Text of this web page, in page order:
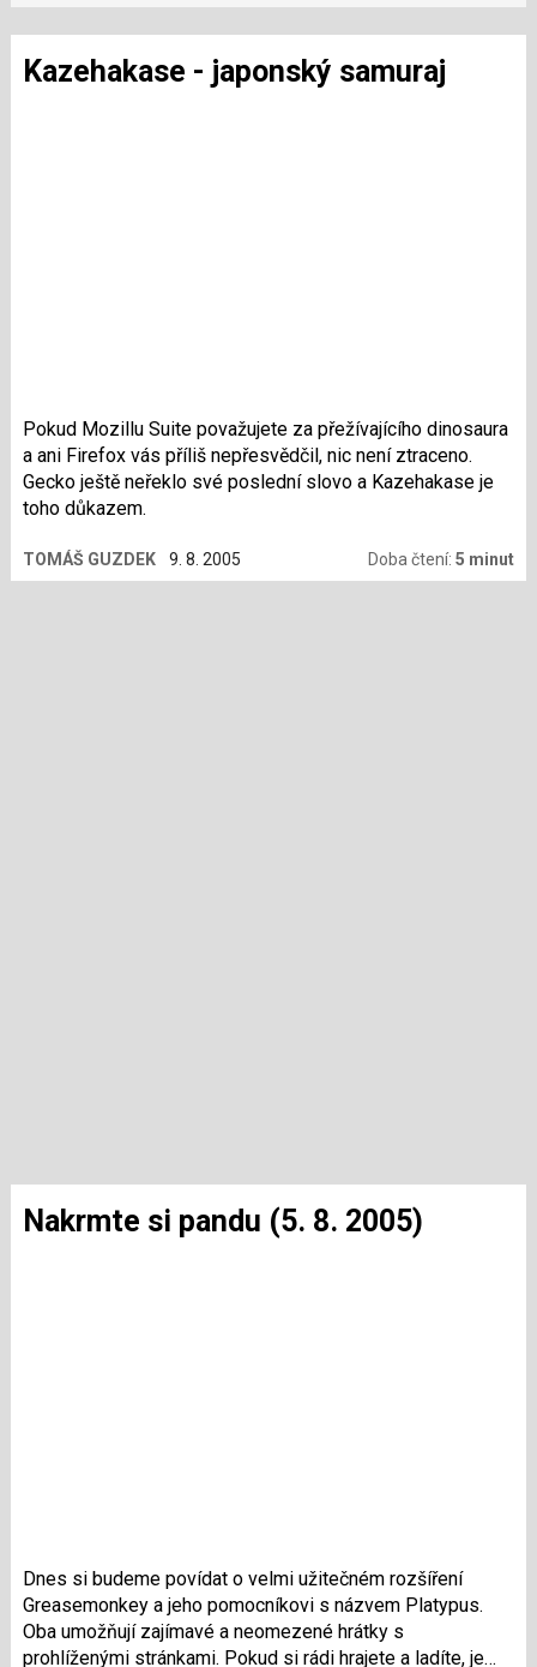
Kazehakase - japonský samuraj
Pokud Mozillu Suite považujete za přežívajícího dinosaura
a ani Firefox vás příliš nepřesvědčil, nic není ztraceno.
Gecko ještě neřeklo své poslední slovo a Kazehakase je
toho důkazem.
TOMÁŠ GUZDEK 9. 8. 2005 Doba čtení:5 minut
Nakrmte si pandu (5. 8. 2005)
Dnes si budeme povídat o velmi užitečném rozšíření
Greasemonkey a jeho pomocníkovi s názvem Platypus.
Oba umožňují zajímavé a neomezené hrátky s
prohlíženými stránkami. Pokud si rádi hrajete a ladíte, je